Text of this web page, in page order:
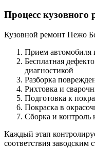
Процесс кузовного
Кузовной ремонт Пежо
Прием автомобиля
Бесплатная
диагностикой
Разборка
Рихтовка и
Подготовка к
Покраска в
Сборка и контроль
Каждый этап
соответствия заводским